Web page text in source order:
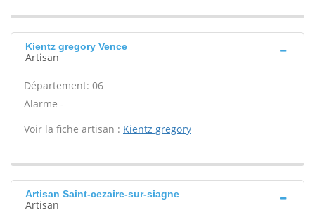
Kientz gregory Vence
Artisan
Département: 06
Alarme -
Voir la fiche artisan : Kientz gregory
Artisan Saint-cezaire-sur-siagne
Artisan